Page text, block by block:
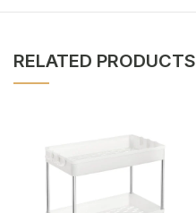
RELATED PRODUCTS